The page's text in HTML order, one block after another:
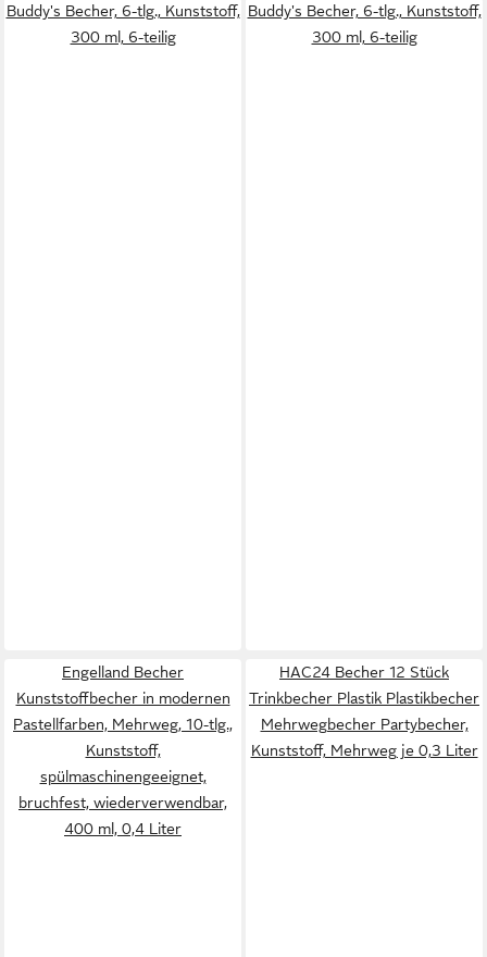
Buddy's Becher, 6-tlg., Kunststoff,
300 ml, 6-teilig
Buddy's Becher, 6-tlg., Kunststoff,
300 ml, 6-teilig
Engelland Becher
Kunststoffbecher in modernen
Pastellfarben, Mehrweg, 10-tlg.,
Kunststoff,
spülmaschinengeeignet,
bruchfest, wiederverwendbar,
400 ml, 0,4 Liter
HAC24 Becher 12 Stück
Trinkbecher Plastik Plastikbecher
Mehrwegbecher Partybecher,
Kunststoff, Mehrweg je 0,3 Liter